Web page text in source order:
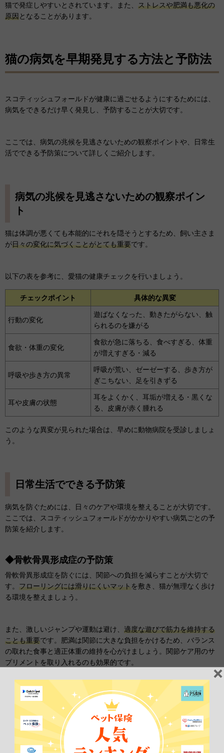
猫で発症しやすいとされています。また、 ストレスや肥満も悪化の
原因となることがあります。
猫の病気を早期発見する方法と予防法
スコティッシュフォールドが健康に過ごせるようにするためには、
病気をできるだけ早く発見し、予防することが大切です。
ここでは、病気の兆候を見逃さないための観察ポイントや、日常生
活でできる予防策について詳しくご紹介します。
病気の兆候を見逃さないための観察ポイン
ト
猫は体調が悪くても本能的にそれを隠そうとするため、飼い主さま
が日々の変化に気づくことがとても重要です。
以下の表を参考に、愛猫の健康チェックを行いましょう。
チェックポイント 具体的な異変
行動の変化
遊ばなくなった、動きたがらない、触
られるのを嫌がる
食欲・体重の変化
食欲が急に落ちる、食べすぎる、体重
が増えすぎる・減る
呼吸や歩き方の異常
呼吸が荒い、ゼーゼーする、歩き方が
ぎこちない、足を引きずる
耳や皮膚の状態
耳をよくかく、耳垢が増える・黒くな
る、皮膚が赤く腫れる
このような異変が見られた場合は、早めに動物病院を受診しましょ
う。
日常生活でできる予防策
病気を防ぐためには、日々のケアや環境を整えることが大切です。
ここでは、スコティッシュフォールドがかかりやすい病気ごとの予
防策を紹介します。
◆骨軟骨異形成症の予防策
骨軟骨異形成症を防ぐには、関節への負担を減らすことが大切で
す。 フローリングには滑りにくいマットを敷き、猫が無理なく歩け
る環境を整えましょう。
また、激しいジャンプや運動は避け、 適度な遊びで筋力を維持する
ことも重要です。肥満は関節に大きな負担をかけるため、バランス
の取れた食事と適正体重の維持を心がけましょう。関節ケア用のサ
プリメントを取り入れるのも効果的です。
◆外耳炎の予防策
折れ耳の猫は耳の中が蒸れやすく、外耳炎のリスクが高いため、定
期的な耳のチェックが重要です。耳垢が多い、においが強い場合
は、猫用のイヤークリーナー でやさしく拭き取りましょう。